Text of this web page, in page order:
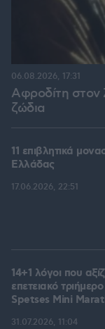
Αφροδίτη στον
ζώδια
06.08.2026, 17:31
11 επιβλητικά
Ελλάδας
17.06.2026, 22:51
14+1 λόγοι που
επετειακό
Spetses Mini
31.07.2026, 11:04